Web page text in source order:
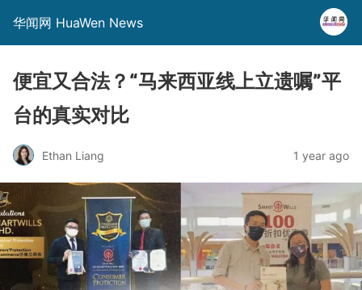
华闻网 HuaWen News
便宜又合法？“马来西亚线上立遗嘱”平
台的真实对比
Ethan Liang 1 year ago